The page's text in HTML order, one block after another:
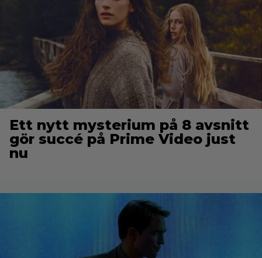
Ett nytt mysterium på 8 avsnitt
gör succé på Prime Video just
nu